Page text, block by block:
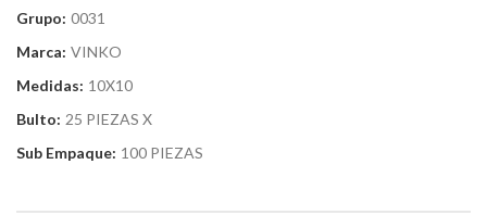
Grupo: 0031
Marca: VINKO
Medidas: 10X10
Bulto: 25 PIEZAS X
Sub Empaque: 100 PIEZAS